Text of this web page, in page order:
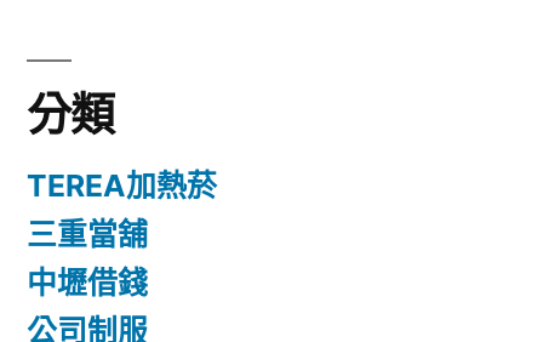
分類
TEREA加熱菸
三重當舖
中壢借錢
公司制服